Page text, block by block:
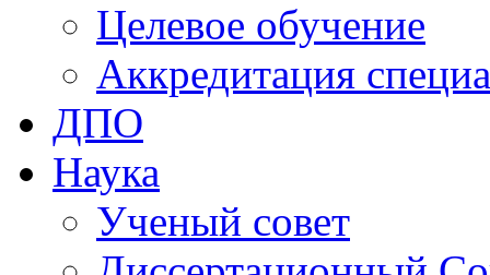
Целевое обучение
Аккредитация
ДПО
Наука
Ученый совет